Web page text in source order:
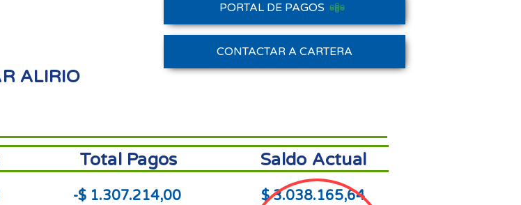
Saldo Anterior
ALIRIO
PORTAL DE PAGOS
CONTACTAR A CARTERA
Total Pagos Saldo Actual
-$ 1.307.214,00 $ 3.038.165,64